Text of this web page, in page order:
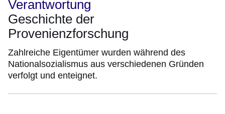
Verantwortung
Geschichte der
Provenienzforschung
Zahlreiche Eigentümer wurden während des
Nationalsozialismus aus verschiedenen Gründen
verfolgt und enteignet.